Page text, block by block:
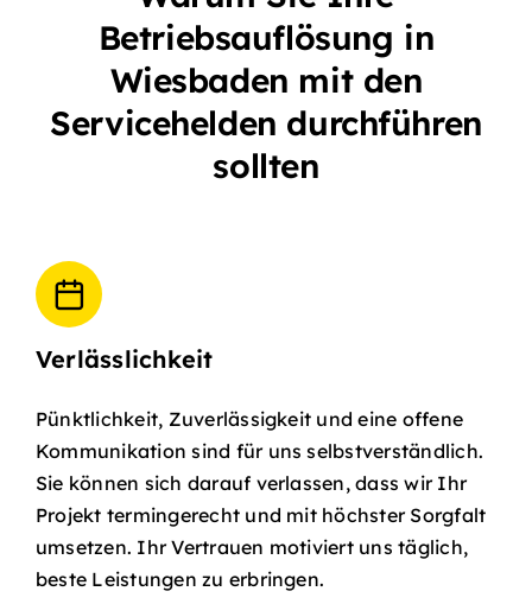
Betriebsauflösung in
Wiesbaden mit den
Servicehelden durchführen
sollten
Verlässlichkeit
Pünktlichkeit, Zuverlässigkeit und eine offene
Kommunikation sind für uns selbstverständlich.
Sie können sich darauf verlassen, dass wir Ihr
Projekt termingerecht und mit höchster Sorgfalt
umsetzen. Ihr Vertrauen motiviert uns täglich,
beste Leistungen zu erbringen.